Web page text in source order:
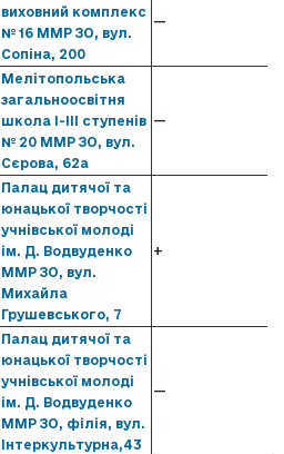
виховний комплекс
№ 16 ММР ЗО, вул.
Сопіна, 200
—
Мелітопольська
загальноосвітня
школа І-ІІІ ступенів
№ 20 ММР ЗО, вул.
Сєрова, 62а
—
Палац дитячої та
юнацької творчості
учнівської молоді
ім. Д. Водвуденко
ММР ЗО, вул.
Михайла
Грушевського, 7
+
Палац дитячої та
юнацької творчості
учнівської молоді
ім. Д. Водвуденко
ММР ЗО, філія, вул.
Інтеркультурна,43
—